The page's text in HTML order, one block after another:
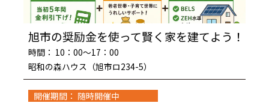
旭市の奨励金を使って賢く家を建てよう！
時間： 10：00～17：00
昭和の森ハウス（旭市ロ234-5）
開催期間： 随時開催中